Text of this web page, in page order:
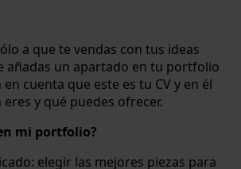
a que te vendas con tus ideas
añadas un apartado en tu portfolio
cuenta que este es tu CV y en él
y qué puedes ofrecer.
mi portfolio?
elegir las mejores piezas para